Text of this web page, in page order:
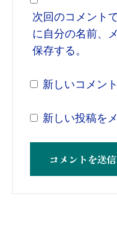
次回のコメント
に自分の名前、
保存する。
新しいコメン
新しい投稿を